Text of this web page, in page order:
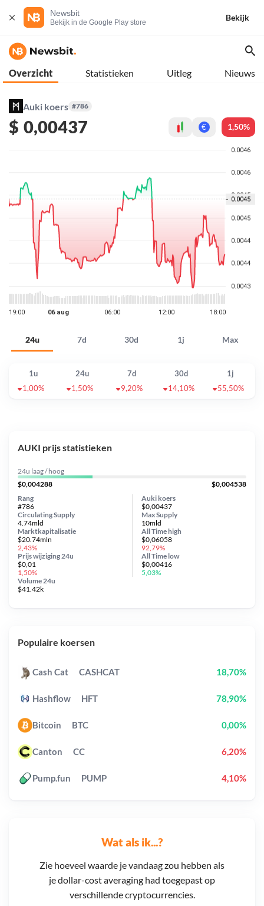
Newsbit
Bekijk in de Google Play store
Bekijk
Overzicht Statistieken Uitleg Nieuws
Auki koers #786
$ 0,00437 € 1,50%
24u 7d 30d 1j Max
1u 24u 7d 30d
1j
1,00%
1,50% 9,20% 14,10% 55,50%
Wat als ik...?
Zie hoeveel waarde je vandaag zou hebben als
je dollar-cost averaging had toegepast op
verschillende cryptocurrencies.
AUKI prijs statistieken
24u laag / hoog
$0,004288
$0,004538
Auki koers
$0,00437
Circulating Supply
4.74mld
Prijs wijziging 24u
$0,01
1,50%
Max Supply
10mld
Marktkapitalisatie
$20.74mln
2,43%
Volume 24u
$41.42k
Rang
#786
All Timehigh
$0,06058
92,79%
All Time low
$0,00416
5,03%
Populaire koersen
Cash Cat CASHCAT 18,70%
Hashflow HFT 78,90%
Bitcoin BTC 0,00%
Canton CC 6,20%
Pump.fun PUMP 4,10%